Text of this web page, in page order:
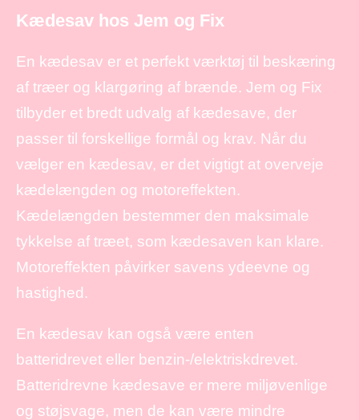
Kædesav hos Jem og Fix
En kædesav er et perfekt værktøj til beskæring
af træer og klargøring af brænde. Jem og Fix
tilbyder et bredt udvalg af kædesave, der
passer til forskellige formål og krav. Når du
vælger en kædesav, er det vigtigt at overveje
kædelængden og motoreffekten.
Kædelængden bestemmer den maksimale
tykkelse af træet, som kædesaven kan klare.
Motoreffekten påvirker savens ydeevne og
hastighed.
En kædesav kan også være enten
batteridrevet eller benzin-/elektriskdrevet.
Batteridrevne kædesave er mere miljøvenlige
og støjsvage, men de kan være mindre